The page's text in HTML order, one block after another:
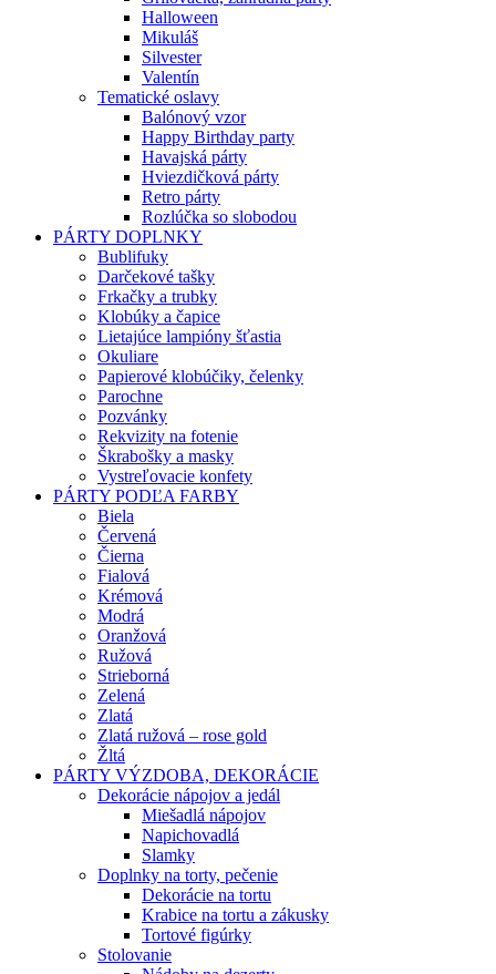
Halloween
Mikuláš
Silvester
Valentín
Tematické oslavy
Balónový vzor
Happy Birthday party
Havajská párty
Hviezdičková párty
Retro párty
Rozlúčka so slobodou
PÁRTY DOPLNKY
Bublifuky
Darčekové tašky
Frkačky a trubky
Klobúky a čapice
Lietajúce lampióny šťastia
Okuliare
Papierové klobúčiky, čelenky
Parochne
Pozvánky
Rekvizity na fotenie
Škrabošky a masky
Vystreľovacie konfety
PÁRTY PODĽA FARBY
Biela
Červená
Čierna
Fialová
Krémová
Modrá
Oranžová
Ružová
Strieborná
Zelená
Zlatá
Zlatá ružová – rose gold
Žltá
PÁRTY VÝZDOBA, DEKORÁCIE
Dekorácie nápojov a jedál
Miešadlá nápojov
Napichovadlá
Slamky
Doplnky na torty, pečenie
Dekorácie na tortu
Krabice na tortu a zákusky
Tortové figúrky
Stolovanie